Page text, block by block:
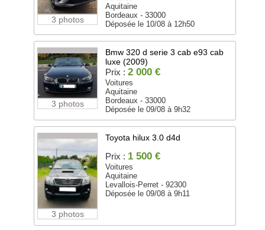
3 photos
Aquitaine
Bordeaux - 33000
Déposée le 10/08 à 12h50
3 photos
Bmw 320 d serie 3 cab e93 cab
luxe (2009)
Prix : 2 000 €
Voitures
Aquitaine
Bordeaux - 33000
Déposée le 09/08 à 9h32
3 photos
Toyota hilux 3.0 d4d
Prix : 1 500 €
Voitures
Aquitaine
Levallois-Perret - 92300
Déposée le 09/08 à 9h11